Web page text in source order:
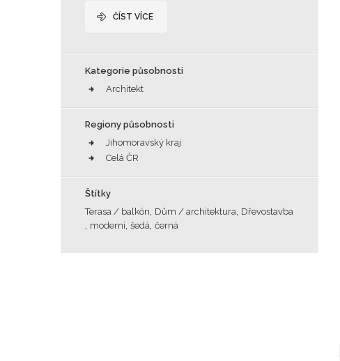
ČÍST VÍCE
Kategorie působnosti
Architekt
Regiony působnosti
Jihomoravský kraj
Celá ČR
Štítky
Terasa / balkón Dům / architektura Dřevostavba
moderní šedá černá